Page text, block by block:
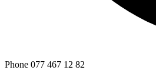
Phone 077 467 12 82